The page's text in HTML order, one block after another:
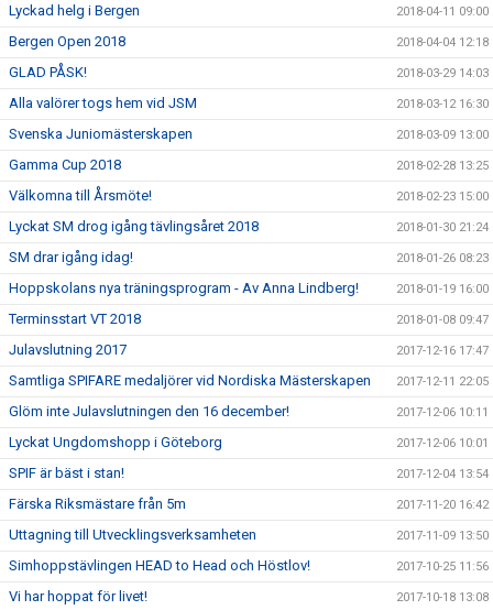
Lyckad helg i Bergen 2018-04-11 09:00
Bergen Open 2018 2018-04-04 12:18
GLAD PÅSK! 2018-03-29 14:03
Alla valörer togs hem vid JSM 2018-03-12 16:30
Svenska Juniomästerskapen 2018-03-09 13:00
Gamma Cup 2018 2018-02-28 13:25
Välkomna till Årsmöte! 2018-02-23 15:00
Lyckat SM drog igång tävlingsåret 2018 2018-01-30 21:24
SM drar igång idag! 2018-01-26 08:23
Hoppskolans nya träningsprogram - Av Anna Lindberg! 2018-01-19 16:00
Terminsstart VT 2018 2018-01-08 09:47
Julavslutning 2017 2017-12-16 17:47
Samtliga SPIFARE medaljörer vid Nordiska Mästerskapen 2017-12-11 22:05
Glöm inte Julavslutningen den 16 december! 2017-12-06 10:11
Lyckat Ungdomshopp i Göteborg 2017-12-06 10:01
SPIF är bäst i stan! 2017-12-04 13:54
Färska Riksmästare från 5m 2017-11-20 16:42
Uttagning till Utvecklingsverksamheten 2017-11-09 13:50
Simhoppstävlingen HEAD to Head och Höstlov! 2017-10-25 11:56
Vi har hoppat för livet! 2017-10-18 13:08